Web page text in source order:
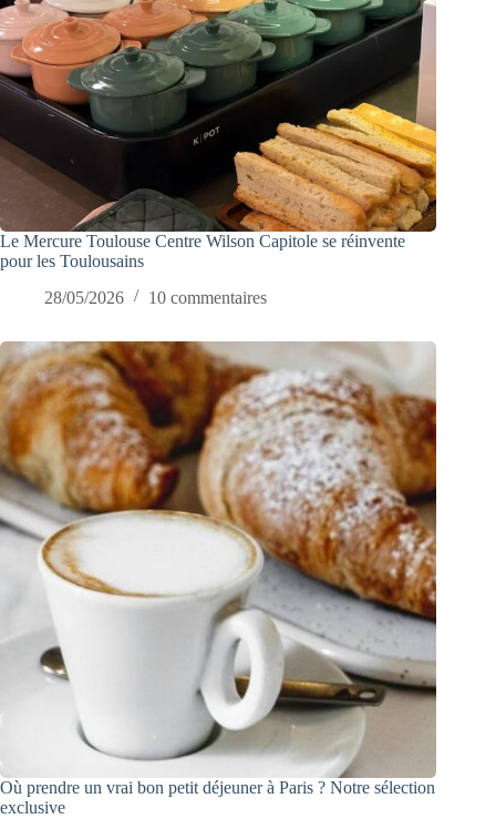
Le Mercure Toulouse Centre Wilson Capitole se réinvente
pour les Toulousains
28/05/2026
10 commentaires
Où prendre un vrai bon petit déjeuner à Paris ? Notre sélection
exclusive